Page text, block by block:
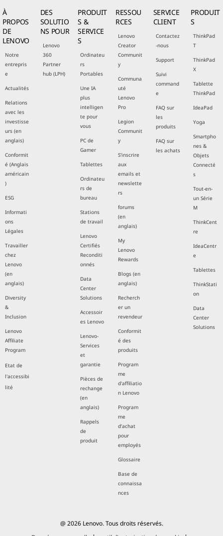
À
PROPOS
DE
LENOVO
Notre
entrepris
e
Actualités
Relations
avec les
investisse
urs (en
anglais)
Conformit
é (Anglais
américain
)
ESG
Informati
ons
Légales
Travailler
chez
Lenovo
(en
anglais)
Diversity
&
Inclusion
Lenovo
Affiliate
Program
Etat de
l'accessibi
lité
DES
SOLUTIO
NS POUR
Lenovo
360
Partner
hub (LPH)
PRODUIT
S &
SERVICE
S
Ordinateu
rs
Portables
Une IA
plus
intelligen
te pour
vous
PC de
Gamer
Tablettes
Ordinateu
rs de
bureau
Stations
de travail
Lenovo
Certifiés
Reconditi
onnés
Data
Center
Solutions
Accessoir
es Lenovo
Lenovo-
Services
et
garantie
Pièces de
rechange
(en
anglais)
Rappels
de
produit
RESSOU
RCES
Lenovo
Creator
Communit
y
Communa
uté
Lenovo
Pro
Legion
Communit
y
S'inscrire
aux
emails et
newslette
rs
forums
(en
anglais)
My
Lenovo
Rewards
Blogs (en
anglais)
Recherch
er un
revendeur
Conformit
é des
produits
Program
me
d'affiliatio
n Lenovo
Program
me
d’achat
pour
employés
Glossaire
Base de
connaissa
nces
SERVICE
CLIENT
Contactez
-nous
Support
Suivi
command
e
FAQ sur
les
produits
FAQ sur
les achats
PRODUIT
S
ThinkPad
T
ThinkPad
X
Tablette
ThinkPad
IdeaPad
Yoga
Smartpho
nes &
Objets
Connecté
s
Tout-en-
un Série
M
ThinkCent
re
IdeaCentr
e
Tablettes
ThinkStati
on
Data
Center
Solutions
@ 2026 Lenovo. Tous droits réservés.